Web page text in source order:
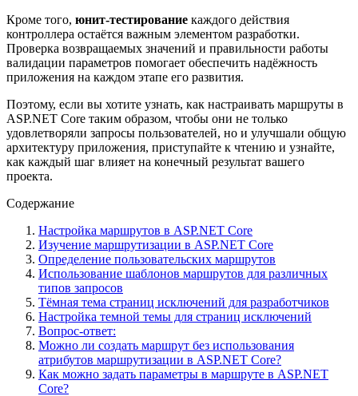
Кроме того, юнит-тестирование каждого действия
контроллера остаётся важным элементом разработки.
Проверка возвращаемых значений и правильности работы
валидации параметров помогает обеспечить надёжность
приложения на каждом этапе его развития.
Поэтому, если вы хотите узнать, как настраивать маршруты в
ASP.NET Core таким образом, чтобы они не только
удовлетворяли запросы пользователей, но и улучшали общую
архитектуру приложения, приступайте к чтению и узнайте,
как каждый шаг влияет на конечный результат вашего
проекта.
Содержание
Настройка маршрутов в ASP.NET Core
Изучение маршрутизации в ASP.NET Core
Определение пользовательских маршрутов
Использование шаблонов маршрутов для различных
типов запросов
Тёмная тема страниц исключений для разработчиков
Настройка темной темы для страниц исключений
Вопрос-ответ:
Можно ли создать маршрут без использования
атрибутов маршрутизации в ASP.NET Core?
Как можно задать параметры в маршруте в ASP.NET
Core?